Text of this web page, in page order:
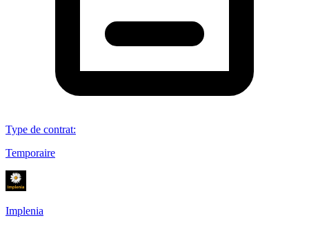
Type de contrat:
Temporaire
Implenia